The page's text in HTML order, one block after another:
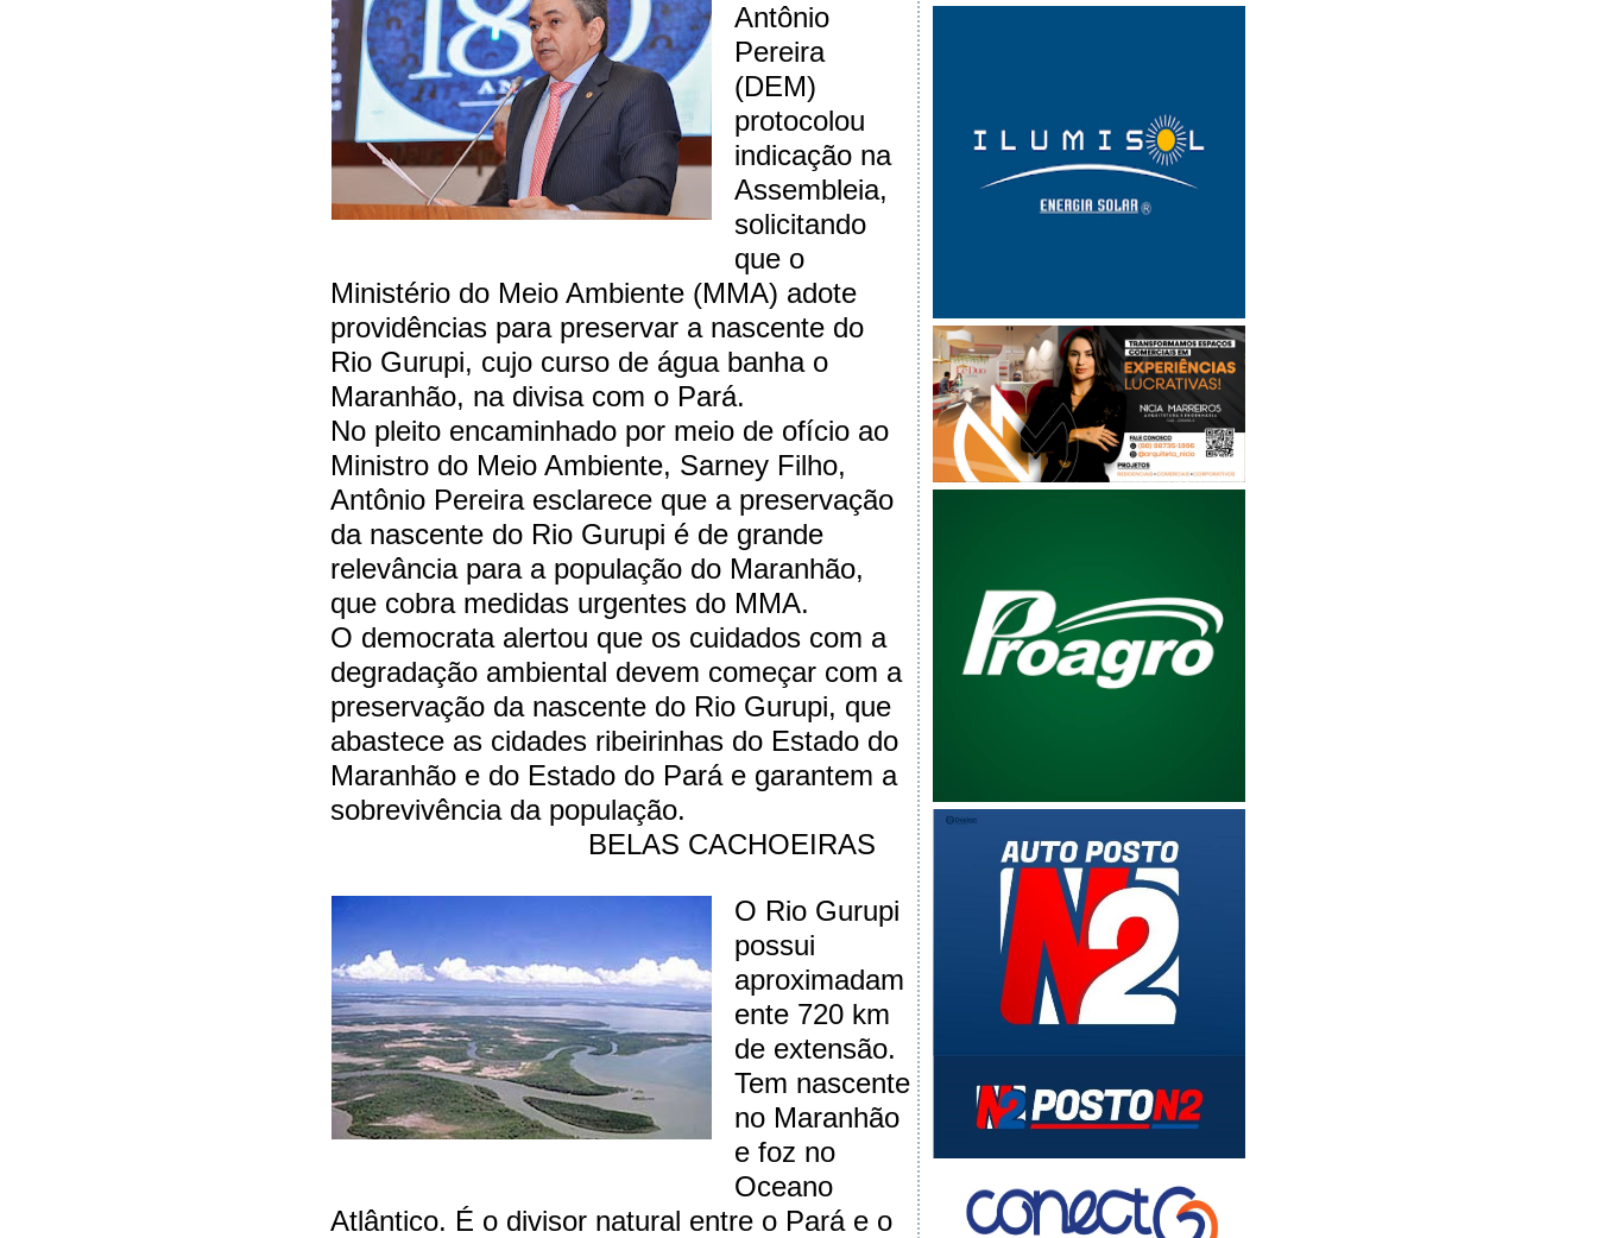
Antônio
Pereira
(DEM)
protocolou
indicação na
Assembleia,
solicitando
que o
Ministério do Meio Ambiente (MMA) adote
providências para preservar a nascente do
Rio Gurupi, cujo curso de água banha o
Maranhão, na divisa com o Pará.
No pleito encaminhado por meio de ofício ao
Ministro do Meio Ambiente, Sarney Filho,
Antônio Pereira esclarece que a preservação
da nascente do Rio Gurupi é de grande
relevância para a população do Maranhão,
que cobra medidas urgentes do MMA.
O democrata alertou que os cuidados com a
degradação ambiental devem começar com a
preservação da nascente do Rio Gurupi, que
abastece as cidades ribeirinhas do Estado do
Maranhão e do Estado do Pará e garantem a
sobrevivência da população.
BELAS CACHOEIRAS
O Rio Gurupi
possui
aproximadam
ente 720 km
de extensão.
Tem nascente
no Maranhão
e foz no
Oceano
Atlântico. É o divisor natural entre o Pará e o